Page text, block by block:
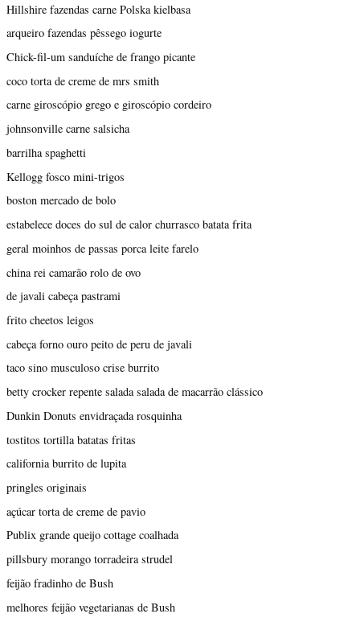
Hillshire fazendas carne Polska kielbasa
arqueiro fazendas pêssego iogurte
Chick-fil-um sanduíche de frango picante
coco torta de creme de mrs smith
carne giroscópio grego e giroscópio cordeiro
johnsonville carne salsicha
barrilha spaghetti
Kellogg fosco mini-trigos
boston mercado de bolo
estabelece doces do sul de calor churrasco batata frita
geral moinhos de passas porca leite farelo
china rei camarão rolo de ovo
de javali cabeça pastrami
frito cheetos leigos
cabeça forno ouro peito de peru de javali
taco sino musculoso crise burrito
betty crocker repente salada salada de macarrão clássico
Dunkin Donuts envidraçada rosquinha
tostitos tortilla batatas fritas
california burrito de lupita
pringles originais
açúcar torta de creme de pavio
Publix grande queijo cottage coalhada
pillsbury morango torradeira strudel
feijão fradinho de Bush
melhores feijão vegetarianas de Bush